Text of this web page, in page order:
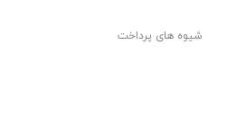
شیوه های پرداخت